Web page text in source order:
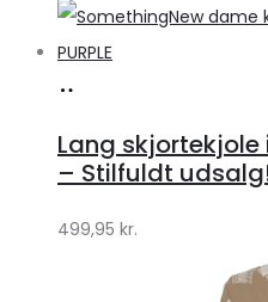
Klædeskabet.dk
Lang skjortekjole
– Stilfuldt
499,95 kr.